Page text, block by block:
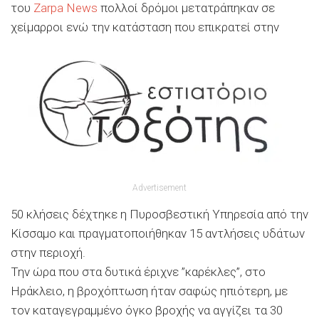
του Zarpa News πολλοί δρόμοι μετατράπηκαν σε
χείμαρροι ενώ την κατάσταση που επικρατεί στην
Advertisement
50 κλήσεις δέχτηκε η Πυροσβεστική Υπηρεσία από την
Κίσσαμο και πραγματοποιήθηκαν 15 αντλήσεις υδάτων
στην περιοχή.
Την ώρα που στα δυτικά έριχνε ”καρέκλες”, στο
Ηράκλειο, η βροχόπτωση ήταν σαφώς ηπιότερη, με
τον καταγεγραμμένο όγκο βροχής να αγγίζει τα 30